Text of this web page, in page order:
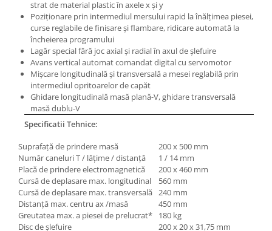
strat de material plastic în axele x şi y
Poziţionare prin intermediul mersului rapid la înălţimea piesei,
curse reglabile de finisare şi flambare, ridicare automată la
încheierea programului
Lagăr special fără joc axial şi radial în axul de şlefuire
Avans vertical automat comandat digital cu servomotor
Mişcare longitudinală şi transversală a mesei reglabilă prin
intermediul opritoarelor de capăt
Ghidare longitudinală masă plană-V, ghidare transversală
masă dublu-V
Specificatii Tehnice:
Suprafaţă de prindere masă
200 x 500 mm
Număr caneluri T / lăţime / distanţă
1 / 14 mm
Placă de prindere electromagnetică
200 x 460 mm
Cursă de deplasare max. longitudinal
560 mm
Cursă de deplasare max. transversală 240 mm
Distanţă max. centru ax /masă
450 mm
Greutatea max. a piesei de prelucrat*
180 kg
Disc de şlefuire
200 x 20 x 31,75 mm